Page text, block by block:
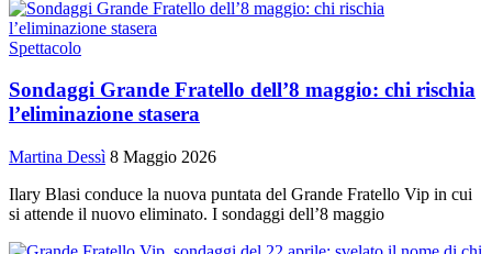
Spettacolo
Sondaggi Grande Fratello dell’8 maggio: chi rischia
l’eliminazione stasera
Martina Dessì 8 Maggio 2026
Ilary Blasi conduce la nuova puntata del Grande Fratello Vip in cui
si attende il nuovo eliminato. I sondaggi dell’8 maggio